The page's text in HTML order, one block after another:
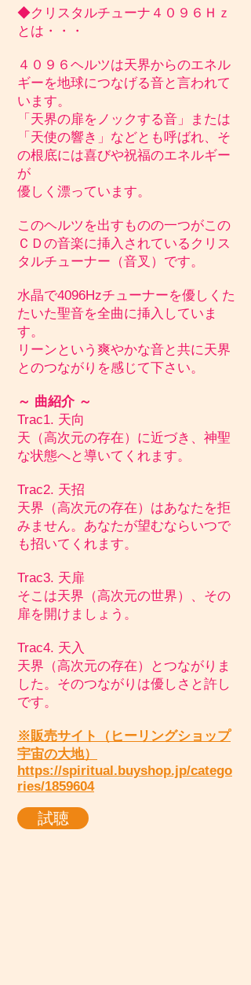
◆クリスタルチューナ４０９６Ｈｚ
とは・・・
４０９６ヘルツは天界からのエネル
ギーを地球につなげる音と言われて
います。
「天界の扉をノックする音」または
「天使の響き」などとも呼ばれ、そ
の根底には喜びや祝福のエネルギー
が
優しく漂っています。
このヘルツを出すものの一つがこの
ＣＤの音楽に挿入されているクリス
タルチューナー（音叉）です。
水晶で4096Hzチューナーを優しくた
たいた聖音を全曲に挿入していま
す。
リーンという爽やかな音と共に天界
とのつながりを感じて下さい。
～ 曲紹介 ～
Trac1. 天向
天（高次元の存在）に近づき、神聖
な状態へと導いてくれます。
Trac2. 天招
天界（高次元の存在）はあなたを拒
みません。あなたが望むならいつで
も招いてくれます。
Trac3. 天扉
そこは天界（高次元の世界）、その
扉を開けましょう。
Trac4. 天入
天界（高次元の存在）とつながりま
した。そのつながりは優しさと許し
です。
※販売サイト（ヒーリングショップ
宇宙の大地）
https://spiritual.buyshop.jp/catego
ries/1859604
試聴